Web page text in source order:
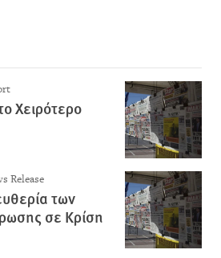
Χειρότερο
Release
των
σε Κρίση